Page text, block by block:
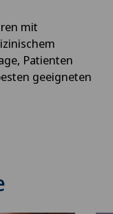
mit
Patienten
geeigneten